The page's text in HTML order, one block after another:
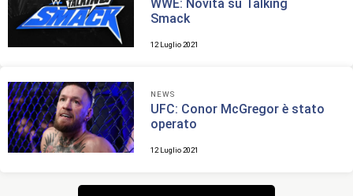
WWE: Novità su Talking
Smack
12 Luglio 2021
NEWS
UFC: Conor McGregor è stato
operato
12 Luglio 2021